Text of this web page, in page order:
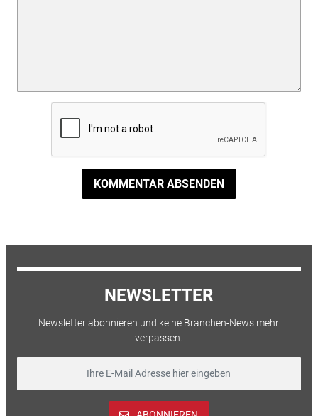
KOMMENTAR ABSENDEN
NEWSLETTER
Newsletter abonnieren und keine Branchen-News mehr
verpassen.